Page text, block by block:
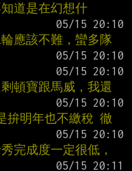
道是在幻想什
應該不難，蠻多隊
頓寶跟馬威，我還
拚明年也不繳稅 徹
完成度一定很低，